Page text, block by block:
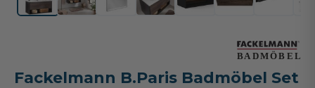
Fackelmann B.Paris Badmöbel Set